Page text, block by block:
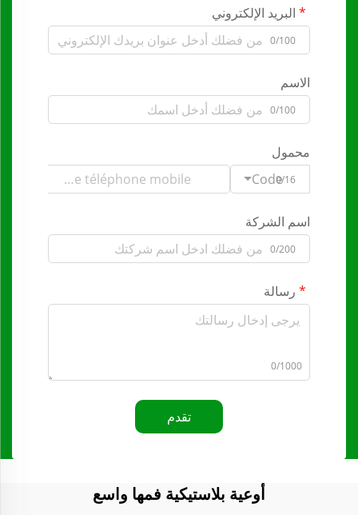
البريد الإلكتروني
0/100
الاسم
0/100
محمول
Code0/16
اسم الشركة
0/200
رسالة
0/1000
تقدم
أوعية بلاستيكية فمها واسع